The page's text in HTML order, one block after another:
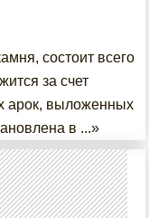
состоит всего
за счет
арок, выложенных
в ...»